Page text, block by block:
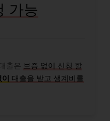
가능
출은 보증 없이 신청 할
대출을 받고 생계비를